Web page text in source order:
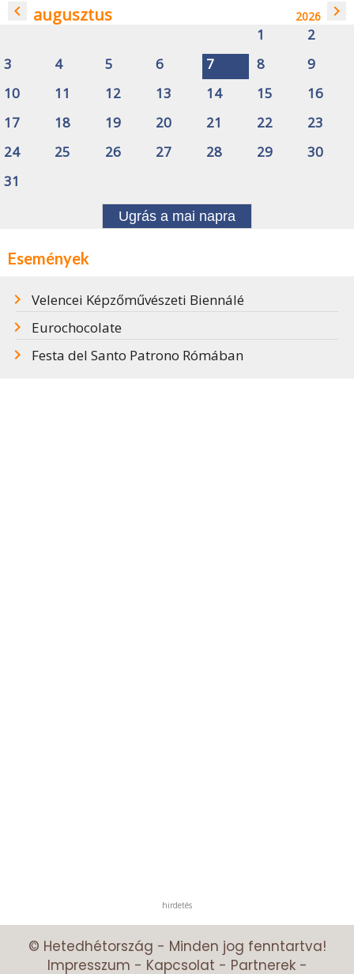
navigate_before augusztus 2026 navigate_next
1
2
3
4 5 6 7 8
9
10
11 12 13 14 15
16
17
18 19 20 21 22
23
24
25 26 27 28 29
30
31
Ugrás a mai napra
Események
Velencei Képzőművészeti Biennálé
Eurochocolate
Festa del Santo Patrono Rómában
hirdetés
© Hetedhétország - Minden jog fenntartva!
Impresszum - Kapcsolat - Partnerek-